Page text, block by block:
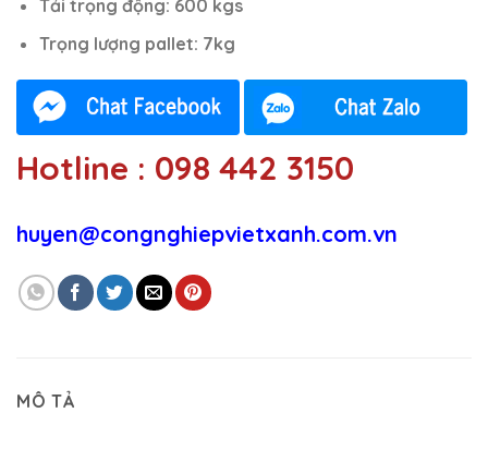
Tải trọng động: 600 kgs
Trọng lượng pallet: 7kg
Hotline : 098 442 3150
huyen@congnghiepvietxanh.com.vn
MÔ TẢ